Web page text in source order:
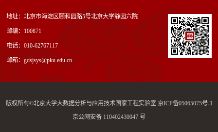
地址：北京市海淀区颐和园路5号北京大学静园六院
邮编：100871
电话：010-62767117
邮箱：gdsjsys@pku.edu.cn
版权所有©北京大学大数据分析与应用技术国家工程实验室 京ICP备05065075号-1
京公网安备 110402430047 号